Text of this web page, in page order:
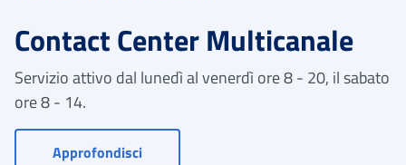
Contact Center Multicanale
Servizio attivo dal lunedì al venerdì ore 8 - 20, il sabato
ore 8 - 14.
Approfondisci- Vai a Contact Center